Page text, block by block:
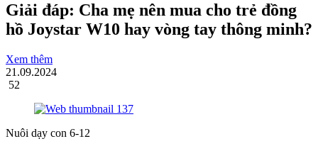
Giải đáp: Cha mẹ nên mua cho trẻ đồng
hồ Joystar W10 hay vòng tay thông minh?
Xem thêm
21.09.2024
52
Nuôi dạy con 6-12